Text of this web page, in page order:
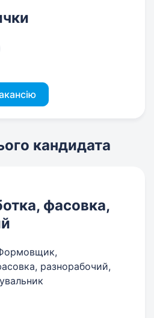
кандидата
фасовка,
разнорабочий,